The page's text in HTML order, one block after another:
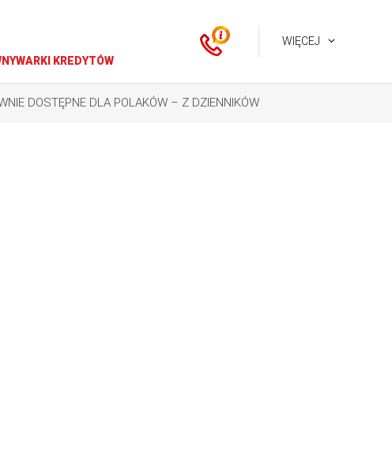
KREDYTÓW
WIĘCEJ
DOSTĘPNE DLA POLAKÓW – Z DZIENNIKÓW